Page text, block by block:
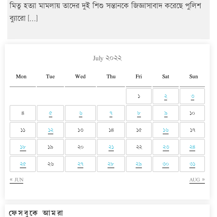
মিতু হত্যা মামলায় তাদের দুই শিশু সন্তানকে জিজ্ঞাসাবাদ করেছে পুলিশ
ব্যুারো […]
July ২০২২
Mon Tue Wed Thu Fri Sat Sun
« JUN AUG »
১ ২ ৩
৪ ৫ ৬ ৭ ৮ ৯ ১০
১১ ১২ ১৩ ১৪ ১৫ ১৬ ১৭
১৮ ১৯ ২০ ২১ ২২ ২৩ ২৪
২৫ ২৬ ২৭ ২৮ ২৯ ৩০ ৩১
ফেসবুকে আমরা